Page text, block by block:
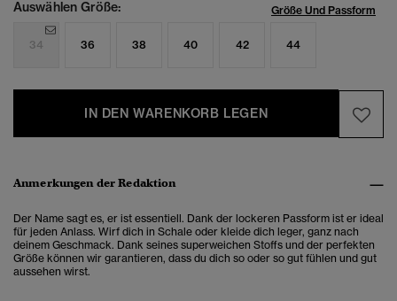
Auswählen Größe: Größe Und Passform
34 36 38 40 42 44
IN DEN WARENKORB LEGEN
Anmerkungen der Redaktion
Der Name sagt es, er ist essentiell. Dank der lockeren Passform ist er ideal
für jeden Anlass. Wirf dich in Schale oder kleide dich leger, ganz nach
deinem Geschmack. Dank seines superweichen Stoffs und der perfekten
Größe können wir garantieren, dass du dich so oder so gut fühlen und gut
aussehen wirst.